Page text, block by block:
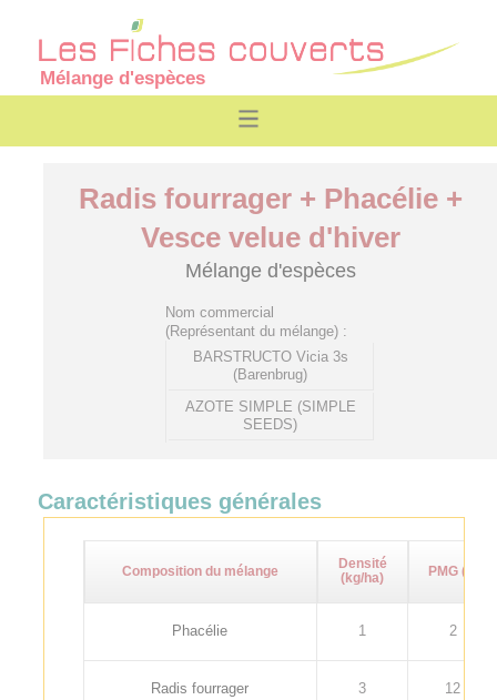
Mélange d'espèces
Radis fourrager + Phacélie +
Vesce velue d'hiver
Mélange d'espèces
Nom commercial
(Représentant du mélange) :
BARSTRUCTO Vicia 3s
(Barenbrug)
AZOTE SIMPLE (SIMPLE
SEEDS)
Caractéristiques générales
Composition du mélange
Densité
(kg/ha)
PMG (g)
Phacélie 1 2
Radis fourrager 3 12